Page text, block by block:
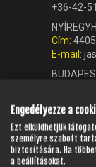
SZERSZÁMOK
RUHÁZAT,
SZŰRŐK ÉS
TELESZKÓP ÉS
TÜKRÖK
VÁZ, FUTÓMŰ,
ZÁRAK,
+36-42-
Cím:
E-mail:
Engedélyezze a
Ezt elküldhetjük
személyre szabott
biztosítására. Ha
a beállításokat.